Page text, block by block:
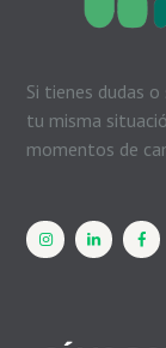
Si tienes dudas
tu misma
momentos de